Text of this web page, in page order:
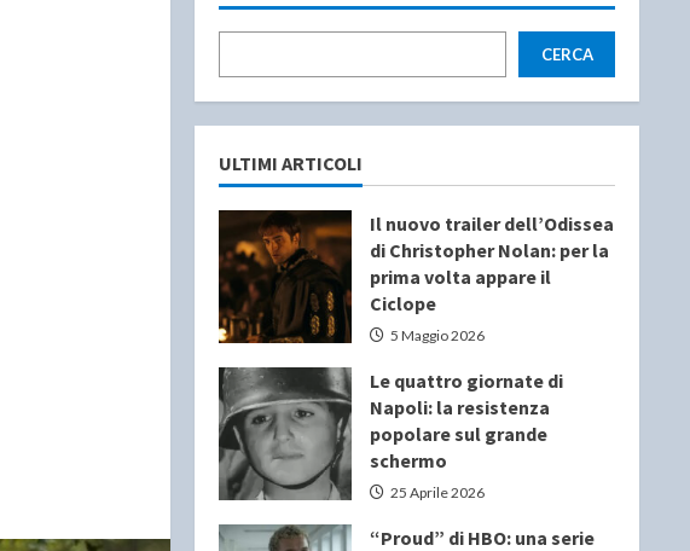
CERCA
ULTIMI ARTICOLI
Il nuovo trailer dell’Odissea
di Christopher Nolan: per la
prima volta appare il
Ciclope
5 Maggio 2026
Le quattro giornate di
Napoli: la resistenza
popolare sul grande
schermo
25 Aprile 2026
“Proud” di HBO: una serie